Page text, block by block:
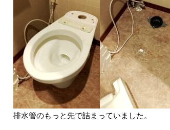
排水管のもっと先で詰まっていました。